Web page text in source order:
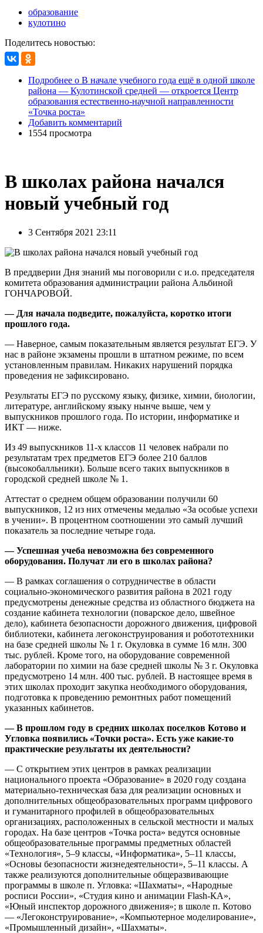
образование
кулотино
Поделитесь новостью:
Подробнее о В начале учебного года ещё в одной школе
района — Кулотинской средней — откроется Центр
образования естественно-научной направленности
«Точка роста»
Добавить комментарий
1554 просмотра
В школах района начался
новый учебный год
3 Сентября 2021 23:11
В преддверии Дня знаний мы поговорили с и.о. председателя
комитета образования администрации района Альбиной
ГОНЧАРОВОЙ.
— Для начала подведите, пожалуйста, коротко итоги
прошлого года.
— Наверное, самым показательным является результат ЕГЭ. У
нас в районе экзамены прошли в штатном режиме, по всем
установленным правилам. Никаких нарушений порядка
проведения не зафиксировано.
Результаты ЕГЭ по русскому языку, физике, химии, биологии,
литературе, английскому языку нынче выше, чем у
выпускников прошлого года. По истории, информатике и
ИКТ — ниже.
Из 49 выпускников 11-х классов 11 человек набрали по
результатам трех предметов ЕГЭ более 210 баллов
(высокобалльники). Больше всего таких выпускников в
городской средней школе № 1.
Аттестат о среднем общем образовании получили 60
выпускников, 12 из них отмечены медалью «За особые успехи
в учении». В процентном соотношении это самый лучший
показатель за последние четыре года.
— Успешная учеба невозможна без современного
оборудования. Получат ли его в школах района?
— В рамках соглашения о сотрудничестве в области
социально-экономического развития района в 2021 году
предусмотрены денежные средства из областного бюджета на
создание кабинета технологии (поварское дело, швейное
дело), кабинета безопасности дорожного движения, цифровой
библиотеки, кабинета легоконструирования и робототехники
на базе средней школы № 1 г. Окуловка в сумме 16 млн. 300
тыс. рублей. Кроме того, на оборудование современной
лаборатории по химии на базе средней школы № 3 г. Окуловка
предусмотрено 14 млн. 400 тыс. рублей. В настоящее время в
этих школах проходит закупка необходимого оборудования,
подготовка к проведению ремонтных работ помещений
указанных кабинетов.
— В прошлом году в средних школах поселков Котово и
Угловка появились «Точки роста». Есть уже какие-то
практические результаты их деятельности?
— С открытием этих центров в рамках реализации
национального проекта «Образование» в 2020 году создана
материально-техническая база для реализации основных и
дополнительных общеобразовательных программ цифрового
и гуманитарного профилей в общеобразовательных
организациях, расположенных в сельской местности и малых
городах. На базе центров «Точка роста» ведутся основные
общеобразовательные программы предметных областей
«Технология», 5–9 классы, «Информатика», 5–11 классы,
«Основы безопасности жизнедеятельности», 5–11 классы. А
также реализуются дополнительные общеразвивающие
программы в школе п. Угловка: «Шахматы», «Народные
росписи России», «Студия кино и анимации Flash-КА»,
«Юный инспектор дорожного движения»; в школе п. Котово
— «Легоконструирование», «Компьютерное моделирование»,
«Промышленный дизайн», «Шахматы».